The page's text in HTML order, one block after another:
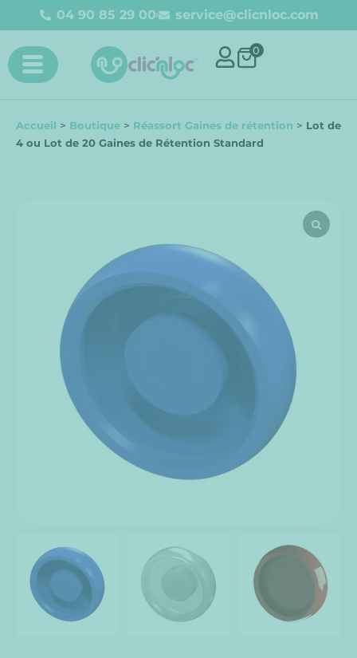
04 90 85 29 00 service@clicnloc.com​
0
Accueil > Boutique > Réassort Gaines de rétention > Lot de
4 ou Lot de 20 Gaines de Rétention Standard